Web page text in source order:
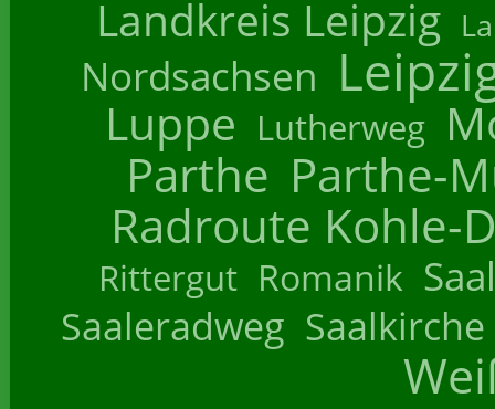
Landkreis Leipzig
Nordsachsen
Luppe Lutherweg
Parthe Parthe-
Radroute Kohle-
Rittergut Romanik
Saaleradweg Saalkirche